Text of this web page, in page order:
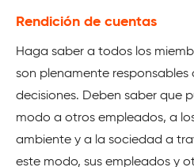
Rendición de cuentas
Haga saber a todos los
son plenamente responsables
decisiones. Deben saber que
modo a otros empleados, a
ambiente y a la sociedad a
este modo, sus empleados y